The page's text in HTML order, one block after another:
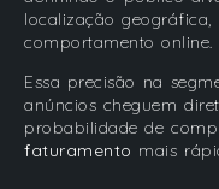
localização geográfica,
comportamento online.
Essa precisão na
anúncios cheguem
probabilidade de
faturamento mais